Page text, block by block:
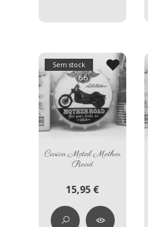
Sem stock
Carica Metal Mother
Road
15,95 €